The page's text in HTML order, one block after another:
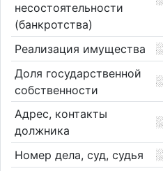
несостоятельности
(банкротства)
Реализация имущества
Доля государственной
собственности
Адрес, контакты
должника
Номер дела, суд, судья